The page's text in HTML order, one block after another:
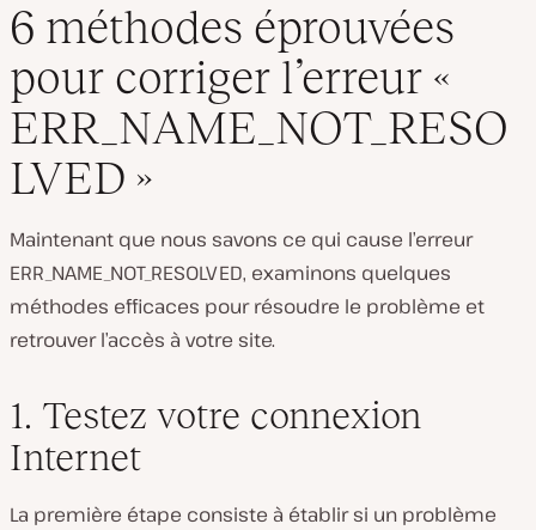
6 méthodes éprouvées
pour corriger l’erreur «
ERR_NAME_NOT_RESO
LVED »
Maintenant que nous savons ce qui cause l’erreur
ERR_NAME_NOT_RESOLVED, examinons quelques
méthodes efficaces pour résoudre le problème et
retrouver l’accès à votre site.
1. Testez votre connexion
Internet
La première étape consiste à établir si un problème